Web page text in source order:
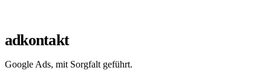
adkontakt
Google Ads, mit Sorgfalt geführt.